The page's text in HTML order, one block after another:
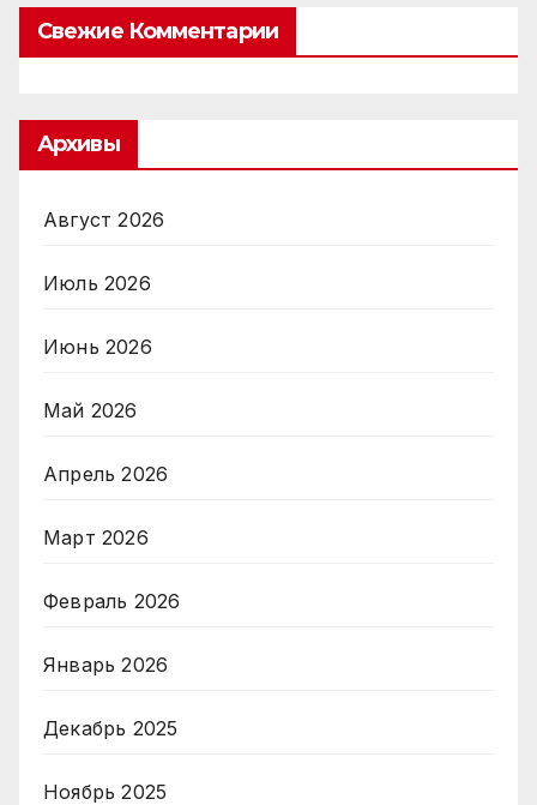
Свежие Комментарии
Архивы
Август 2026
Июль 2026
Июнь 2026
Май 2026
Апрель 2026
Март 2026
Февраль 2026
Январь 2026
Декабрь 2025
Ноябрь 2025